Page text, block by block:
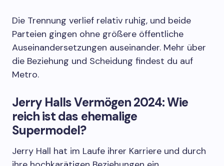
Die Trennung verlief relativ ruhig, und beide
Parteien gingen ohne größere öffentliche
Auseinandersetzungen auseinander. Mehr über
die Beziehung und Scheidung findest du auf
Metro.
Jerry Halls Vermögen 2024: Wie
reich ist das ehemalige
Supermodel?
Jerry Hall hat im Laufe ihrer Karriere und durch